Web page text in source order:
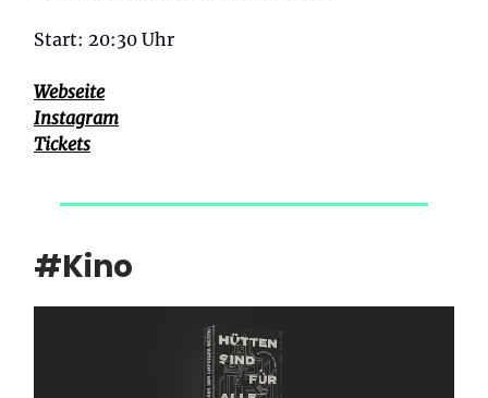
Start: 20:30 Uhr
Webseite
Instagram
Tickets
#Kino